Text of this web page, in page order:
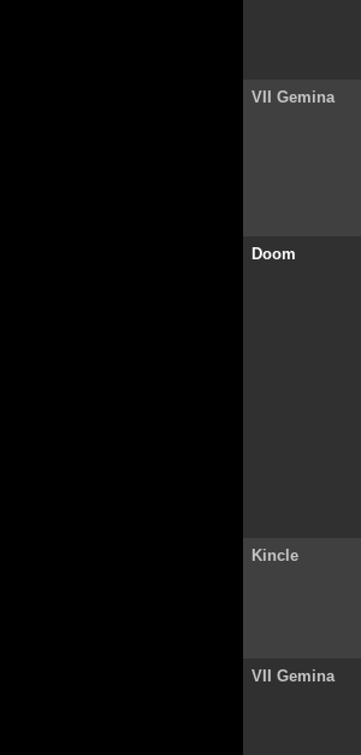
VII Gemina
Doom
Kincle
VII Gemina